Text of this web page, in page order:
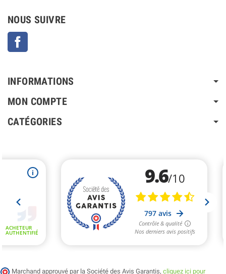
NOUS SUIVRE
INFORMATIONS
MON COMPTE
CATÉGORIES
Marchand approuvé par la Société des Avis Garantis, cliquez ici pour